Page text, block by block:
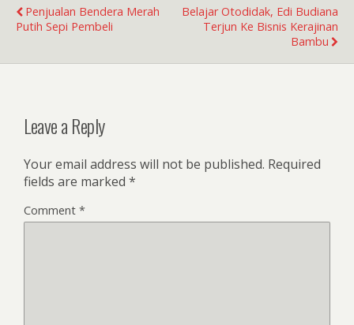
Penjualan Bendera Merah
Putih Sepi Pembeli
Belajar Otodidak, Edi Budiana
Terjun Ke Bisnis Kerajinan
Bambu
Leave a Reply
Your email address will not be published. Required
fields are marked *
Comment *